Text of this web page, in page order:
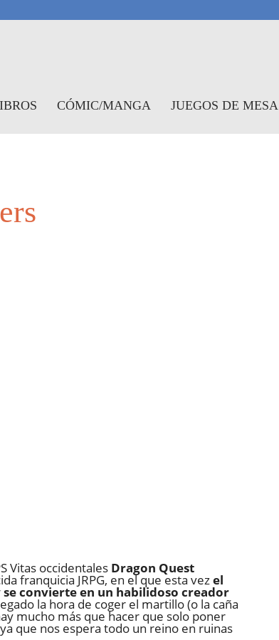
CÓMIC/MANGA JUEGOS DE MESA
Vitas occidentales Dragon Quest
franquicia JRPG, en el que esta vezel
convierte en un habilidoso creador
la hora de coger el martillo (o la caña
mucho más que hacer que solo poner
que nos espera todo un reino en ruinas